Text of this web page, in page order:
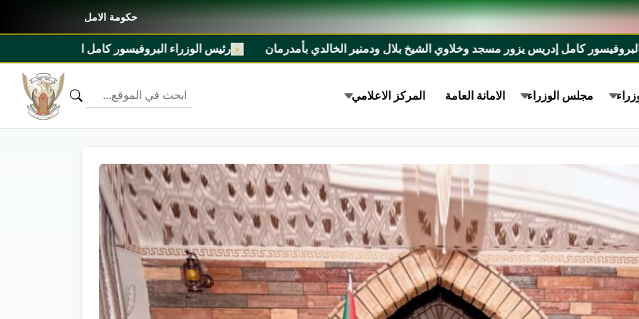
حكومة الامل
مسجد وخلاوي الشيخ بلال ودمنير الخالدي بأمدرمان رئيس الوزراء البروفيسور كامل ادريس يشرّف مهرجان السلم الاجتماعي
مجلس الوزراء الامانة العامة المركز الاعلامي